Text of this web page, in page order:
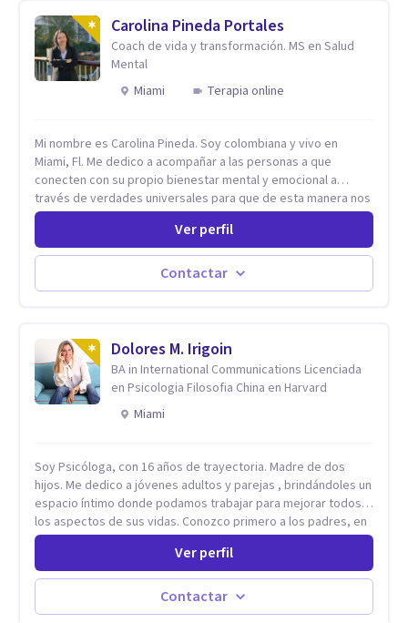
Carolina Pineda Portales
Coach de vida y transformación. MS en Salud
Mental
Miami
Terapia online
Mi nombre es Carolina Pineda. Soy colombiana y vivo en
Miami, Fl. Me dedico a acompañar a las personas a que
conecten con su propio bienestar mental y emocional a
través de verdades universales para que de esta manera nos
permitamos navegar por la vida con facilidad, paz y gozo.
Todo se encuentra en nuestra propia sabiduría. Todo ocurre
de adentro hacia afuera. Un poco (o mucho) de paz mental es
lo que necesitamos, todos. Empecemos por aqui.
Ver perfil
Contactar
Dolores M. Irigoin
BA in International Communications Licenciada
en Psicologia Filosofia China en Harvard
Miami
Soy Psicóloga, con 16 años de trayectoria. Madre de dos
hijos. Me dedico a jóvenes adultos y parejas , brindándoles un
espacio íntimo donde podamos trabajar para mejorar todos
los aspectos de sus vidas. Conozco primero a los padres, en
el caso de niños u adolescentes, para luego seguir la terapia
con sus hijos, apuntalándolos en su futuro personal,
universitario y profesional, siempre conteniendo
paralelamente a los padres y brindándoles un espacio de
seguridad. Hago terapia de pareja y adultos con método
Ver perfil
Contactar